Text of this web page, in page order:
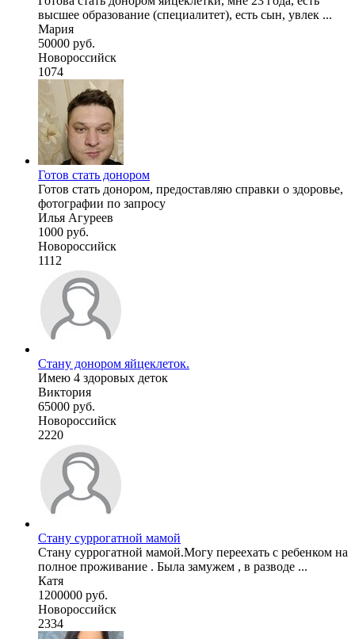
высшее образование (специалитет), есть сын, увлек ...
Мария
50000 руб.
Новороссийск
1074
Готов стать донором
Готов стать донором, предоставляю справки о здоровье,
фотографии по запросу
Илья Агуреев
1000 руб.
Новороссийск
1112
Стану донором яйцеклеток.
Имею 4 здоровых деток
Виктория
65000 руб.
Новороссийск
2220
Стану суррогатной мамой
Стану суррогатной мамой.Могу переехать с ребенком на
полное проживание . Была замужем , в разводе ...
Катя
1200000 руб.
Новороссийск
2334